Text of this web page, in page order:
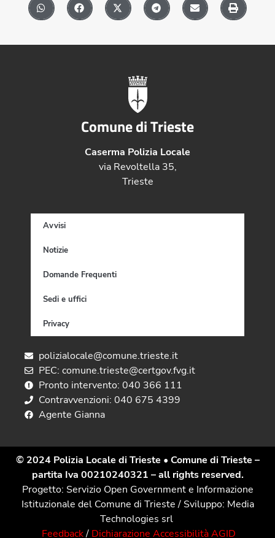
Comune di Trieste
Caserma Polizia Locale
via Revoltella 35,
Trieste
Avvisi
Notizie
Domande Frequenti
Sedi e uffici
Privacy
polizialocale@comune.trieste.it
PEC: comune.trieste@certgov.fvg.it
Pronto intervento: 040 366 111
Contravvenzioni: 040 675 4399
Agente Gianna
© 2024 Polizia Locale di Trieste • Comune di Trieste –
partita Iva 00210240321 – all rights reserved.
Progetto: Servizio Open Government e Informazione
Istituzionale del Comune di Trieste / Sviluppo: Media
Technologies srl
Feedback/ Dichiarazione Accessibilità AGID